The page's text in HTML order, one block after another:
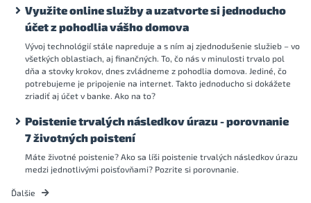
Využite online služby a uzatvorte si jednoducho
účet z pohodlia vášho domova
Vývoj technológií stále napreduje a s ním aj zjednodušenie služieb – vo
všetkých oblastiach, aj finančných. To, čo nás v minulosti trvalo pol
dňa a stovky krokov, dnes zvládneme z pohodlia domova. Jediné, čo
potrebujeme je pripojenie na internet. Takto jednoducho si dokážete
zriadiť aj účet v banke. Ako na to?
Poistenie trvalých následkov úrazu - porovnanie
7 životných poistení
Máte životné poistenie? Ako sa líši poistenie trvalých následkov úrazu
medzi jednotlivými poisťovňami? Pozrite si porovnanie.
Ďalšie